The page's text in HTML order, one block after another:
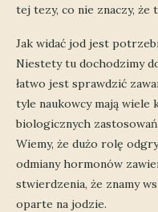
tej tezy, co nie znaczy, że
Jak widać jod jest
Niestety tu dochodzimy
łatwo jest sprawdzić
tyle naukowcy mają wiele
biologicznych
Wiemy, że dużo rolę
odmiany hormonów
stwierdzenia, że znamy
oparte na jodzie.